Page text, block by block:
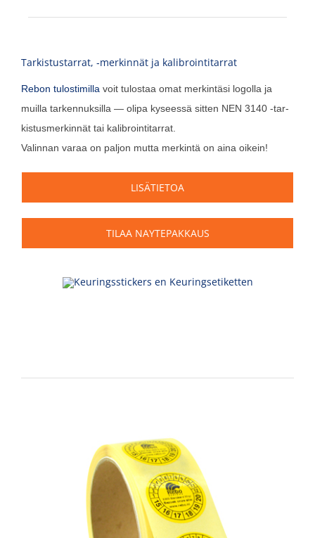
Tarkistustarrat, ‑merkinnät ja kalibrointitarrat
Rebon tulos­ti­mil­la voit tulos­taa omat mer­kin­tä­si logol­la ja
muil­la tar­ken­nuk­sil­la — oli­pa kysees­sä sit­ten NEN 3140 ‑tar­
kis­tus­mer­kin­nät tai kalibrointitarrat.
Valin­nan varaa on pal­jon mut­ta mer­kin­tä on aina oikein!
LISÄ­TIE­TOA
TILAA NAYTEPAKKAUS